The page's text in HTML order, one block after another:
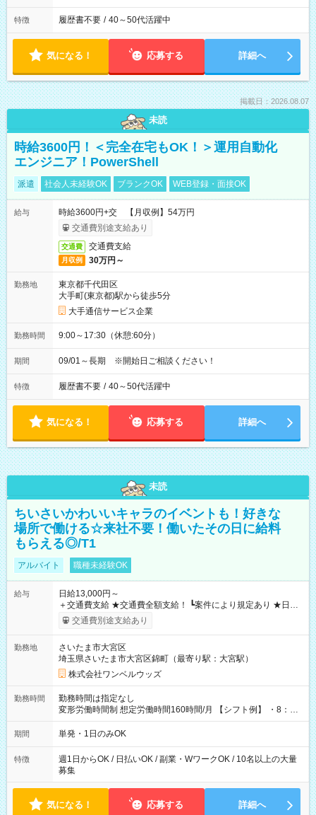
特徴 履歴書不要 / 40～50代活躍中
気になる！ 応募する 詳細へ
掲載日：2026.08.07
未読
時給3600円！＜完全在宅もOK！＞運用自動化
エンジニア！PowerShell
派遣 社会人未経験OK ブランクOK WEB登録・面接OK
給与
時給3600円+交 【月収例】54万円
交通費別途支給あり
交通費 交通費支給
月収例 30万円～
勤務地
東京都千代田区
大手町(東京都)駅から徒歩5分
大手通信サービス企業
勤務時間 9:00～17:30（休憩:60分）
期間 09/01～長期 ※開始日ご相談ください！
特徴 履歴書不要 / 40～50代活躍中
気になる！ 応募する 詳細へ
未読
ちいさいかわいいキャラのイベントも！好きな
場所で働ける☆来社不要！働いたその日に給料
もらえる◎/T1
アルバイト 職種未経験OK
給与
日給13,000円～
＋交通費支給 ★交通費全額支給！ ┗案件により規定あり ★日払
いOK！（規定あり） ┗働いたその日に現金GET♪ お仕事後はコ
ンビニATMから 日払い分を引き落とせます！ 【試用期間】試
交通費別途支給あり
勤務地
さいたま市大宮区
埼玉県さいたま市大宮区錦町（最寄り駅：大宮駅）
株式会社ワンベルウッズ
勤務時間
勤務時間は指定なし
変形労働時間制 想定労働時間160時間/月 【シフト例】 ・8：00
～21：00
期間 単発・1日のみOK
特徴
週1日からOK / 日払いOK / 副業・WワークOK / 10名以上の大量
募集
気になる！ 応募する 詳細へ